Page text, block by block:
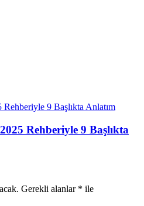
Rehberiyle 9 Başlıkta
Gerekli alanlar * ile